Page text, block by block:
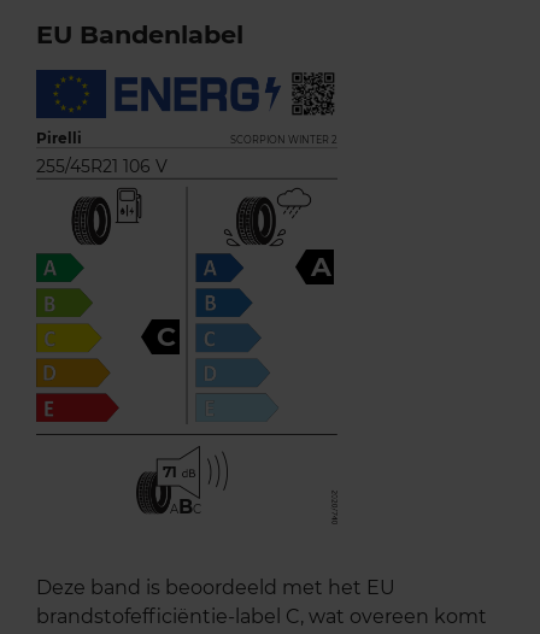
EU Bandenlabel
Pirelli SCORPION WINTER 2
255/45R21 106 V
C
A
71
ABC
Deze band is beoordeeld met het EU
brandstofefficiëntie-label C, wat overeen komt